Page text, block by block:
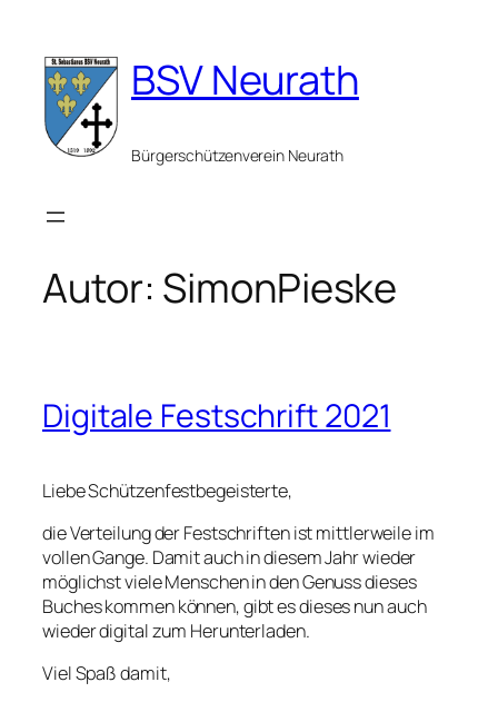
springen
BSV Neurath
Bürgerschützenverein Neurath
Autor: SimonPieske
Digitale Festschrift 2021
Liebe Schützenfestbegeisterte,
die Verteilung der Festschriften ist mittlerweile im
vollen Gange. Damit auch in diesem Jahr wieder
möglichst viele Menschen in den Genuss dieses
Buches kommen können, gibt es dieses nun auch
wieder digital zum Herunterladen.
Viel Spaß damit,